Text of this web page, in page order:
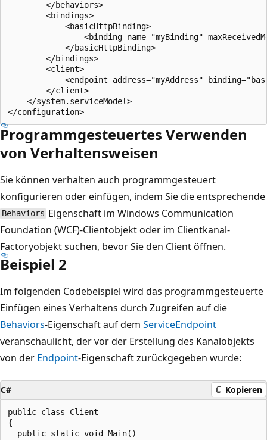
        </behaviors>
        <bindings>
            <basicHttpBinding>
<binding name="myBinding"
            </basicHttpBinding>
        </bindings>
        <client>
<endpoint address="myAddress"
        </client>
    </system.serviceModel>
Programmgesteuertes Verwenden
von Verhaltensweisen
Sie können verhalten auch programmgesteuert
konfigurieren oder einfügen, indem Sie die entsprechende
Behaviors Eigenschaft im Windows Communication
Foundation (WCF)-Clientobjekt oder im Clientkanal-
Factoryobjekt suchen, bevor Sie den Client öffnen.
Beispiel 2
Im folgenden Codebeispiel wird das programmgesteuerte
Einfügen eines Verhaltens durch Zugreifen auf die
Behaviors-Eigenschaft auf dem ServiceEndpoint
veranschaulicht, der vor der Erstellung des Kanalobjekts
von der Endpoint-Eigenschaft zurückgegeben wurde:
C# Kopieren
public class Client
{
  public static void Main()